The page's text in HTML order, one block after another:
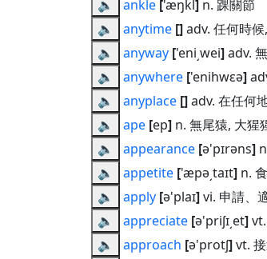
🔈
ankle ['æŋkl] n. 踝關節
🔈
anytime []adv. 任何時
🔈
anyway ['eni͵wei]adv.
🔈
anywhere ['enihwɛə]
🔈
anyplace []adv. 在任何
🔈
ape [ep] n. 無尾猿, 大猩
🔈
appearance [ə'pɪrəns]
🔈
appetite ['æpə͵taɪt] n.
🔈
apply [ə'plaɪ]vi. 申請、
🔈
appreciate [ə'priʃɪ͵et]
🔈
approach [ə'protʃ]vt.